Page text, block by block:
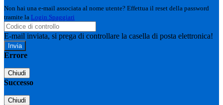
Non hai una e-mail associata al nome utente? Effettua il reset della password
tramite la Login Spaggiari
E-mail inviata, si prega di controllare la casella di posta elettronica!
Errore
Chiudi
Successo
Chiudi